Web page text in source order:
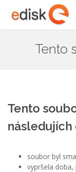
Tento
Tento
následujích
soubor byl
vypršela